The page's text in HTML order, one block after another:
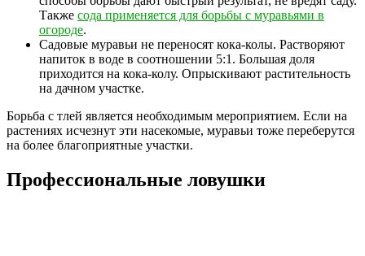
Также сода применяется для борьбы с муравьями в
огороде.
Садовые муравьи не переносят кока-колы. Растворяют
напиток в воде в соотношении 5:1. Большая доля
приходится на кока-колу. Опрыскивают растительность
на дачном участке.
Борьба с тлей является необходимым мероприятием. Если на
растениях исчезнут эти насекомые, муравьи тоже переберутся
на более благоприятные участки.
Профессиональные ловушки